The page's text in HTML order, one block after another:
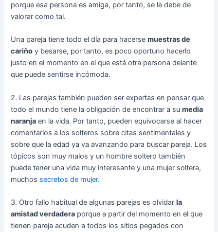
porque esa persona es amiga, por tanto, se le debe de
valorar como tal.
Una pareja tiene todo el día para hacersemuestras de
cariño y besarse, por tanto, es poco oportuno hacerlo
justo en el momento en el que está otra persona delante
que puede sentirse incómoda.
2. Las parejas también pueden ser expertas en pensar que
todo el mundo tiene la obligación de encontrar a sumedia
naranja en la vida. Por tanto, pueden equivocarse al hacer
comentarios a los solteros sobre citas sentimentales y
sobre que la edad ya va avanzando para buscar pareja. Los
tópicos son muy malos y un hombre soltero también
puede tener una vida muy interesante y una mujer soltera,
muchos secretos de mujer.
3. Otro fallo habitual de algunas parejas es olvidarla
amistad verdadera porque a partir del momento en el que
tienen pareja acuden a todos los sitios pegados con